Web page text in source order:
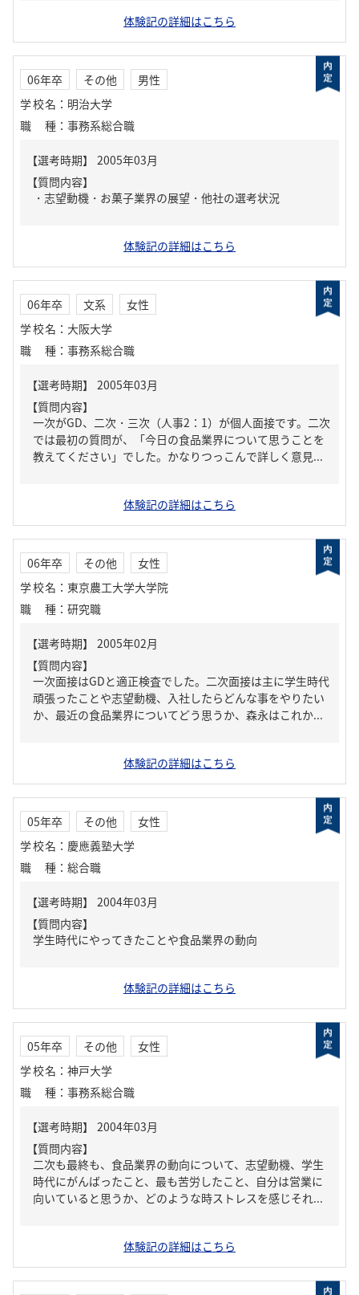
体験記の詳細はこちら
06年卒 その他
男性
学校名 ： 明治大学
職種 ： 事務系総合職
【質問内容】
・志望動機・お菓子業界の展望・他社の選考状況
体験記の詳細はこちら
06年卒 文系
女性
学校名 ： 大阪大学
職種 ： 事務系総合職
【質問内容】
一次がGD、二次・三次（人事2：1）が個人面接です。二次
では最初の質問が、「今日の食品業界について思うことを
教えてください」でした。かなりつっこんで詳しく意見...
体験記の詳細はこちら
06年卒 その他
女性
学校名 ： 東京農工大学大学院
職種 ： 研究職
【質問内容】
一次面接はGDと適正検査でした。二次面接は主に学生時代
頑張ったことや志望動機、入社したらどんな事をやりたい
か、最近の食品業界についてどう思うか、森永はこれか...
体験記の詳細はこちら
05年卒 その他
女性
学校名 ： 慶應義塾大学
職種 ： 総合職
【質問内容】
学生時代にやってきたことや食品業界の動向
体験記の詳細はこちら
05年卒 その他
女性
学校名 ： 神戸大学
職種 ： 事務系総合職
【質問内容】
二次も最終も、食品業界の動向について、志望動機、学生
時代にがんばったこと、最も苦労したこと、自分は営業に
向いていると思うか、どのような時ストレスを感じそれ...
体験記の詳細はこちら